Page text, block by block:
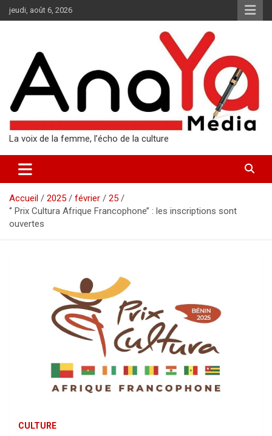
Aller
au
jeudi, août 6, 2026
La voix de la femme, l’écho de la culture
Accueil 2025 février
25
‘’ Prix Cultura Afrique Francophone’’ : les inscriptions sont
ouvertes
CULTURE